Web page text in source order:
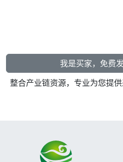
我是买家，免费
整合产业链资源，专业为您提供